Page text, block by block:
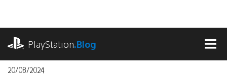
o
conteúdo
PlayStation.Blog
20/08/2024